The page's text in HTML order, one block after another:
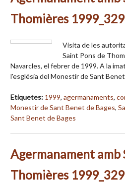
Thomières
Visita de les
Saint Pons de
Navarcles, el febrer de 1999. A la
l'església del Monestir de Sant
Etiquetes: 1999, agermanaments,
Monestir de Sant Benet de Bages,
Sant Benet de Bages
Agermanament amb
Thomières